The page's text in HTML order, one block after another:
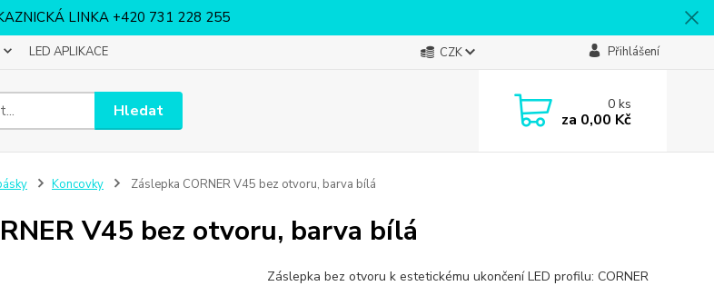
LINKA +420 731 228 255
LED APLIKACE CZK Přihlášení
Hledat 0ks
za 0,00 Kč
Koncovky Záslepka CORNER V45 bez otvoru, barva bílá
V45 bez otvoru, barva bílá
Záslepka bez otvoru k estetickému ukončení LED profilu: CORNER